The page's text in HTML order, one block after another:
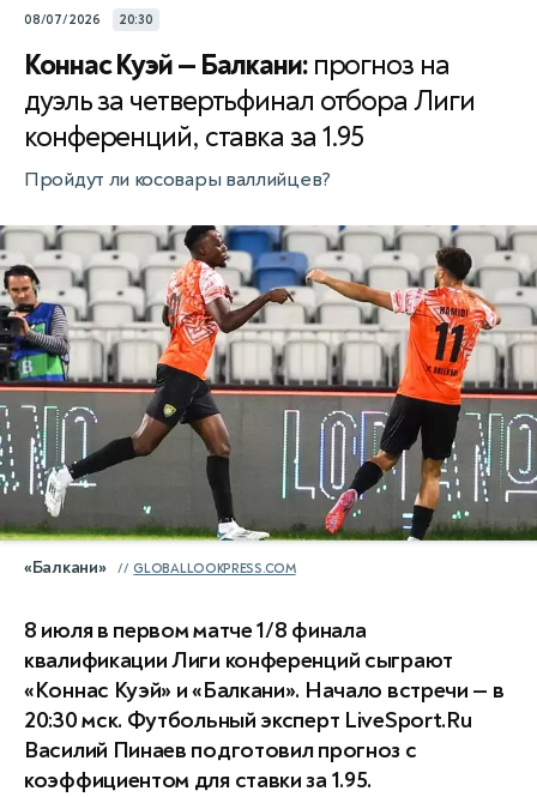
08/07/2026 20:30
Коннас Куэй — Балкани: прогноз на
дуэль за четвертьфинал отбора Лиги
конференций, ставка за 1.95
Пройдут ли косовары валлийцев?
«Балкани» GLOBALLOOKPRESS.COM
8 июля в первом матче 1/8 финала
квалификации Лиги конференций сыграют
«Коннас Куэй» и «Балкани». Начало встречи — в
20:30 мск. Футбольный эксперт LiveSport.Ru
Василий Пинаев подготовил прогноз с
коэффициентом для ставки за 1.95.